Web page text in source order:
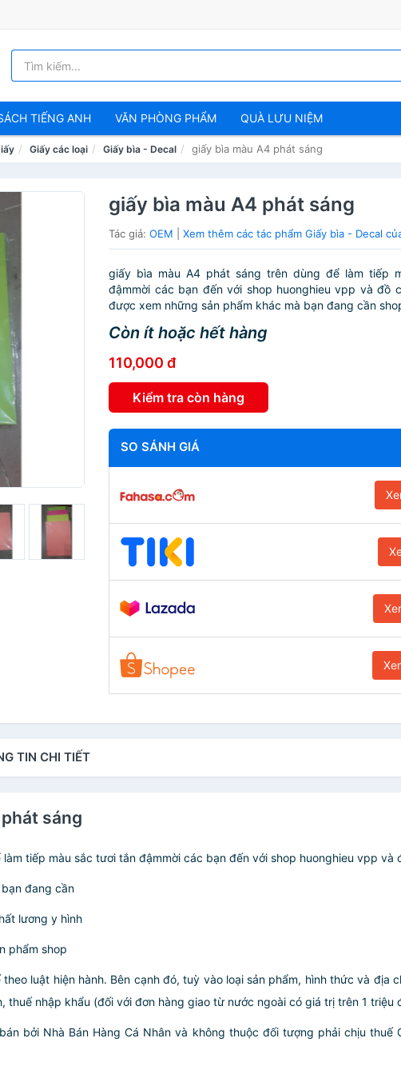
TIẾNG ANH VĂN PHÒNG PHẨM QUÀ LƯU NIỆM
Giấy các loại Giấy bìa - Decal giấy bìa màu A4 phát sáng
giấy bìa màu A4 phát sáng
Tác giả:OEM |Xem thêm các tác phẩm Giấy bìa - Decal
giấy bìa màu A4 phát sáng trên dùng để làm tiếp
đậmmời các bạn đến với shop huonghieu vpp và đồ
được xem những sản phẩm khác mà bạn đang cần
Còn ít hoặc hết hàng
110,000 đ
Kiểm tra còn hàng
SO SÁNH GIÁ
TIN CHI TIẾT
sáng
tiếp màu sắc tươi tắn đậmmời các bạn đến với shop huonghieu vpp và
đang cần
lương y hình
phẩm shop
luật hiện hành. Bên cạnh đó, tuỳ vào loại sản phẩm, hình thức và địa
thuế nhập khẩu (đối với đơn hàng giao từ nước ngoài có giá trị trên 1 triệu
bởi Nhà Bán Hàng Cá Nhân và không thuộc đối tượng phải chịu thuế